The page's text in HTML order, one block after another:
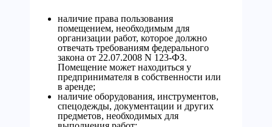
наличие права пользования
помещением, необходимым для
организации работ, которое должно
отвечать требованиям федерального
закона от 22.07.2008 N 123-ФЗ.
Помещение может находиться у
предпринимателя в собственности или
в аренде;
наличие оборудования, инструментов,
спецодежды, документации и других
предметов, необходимых для